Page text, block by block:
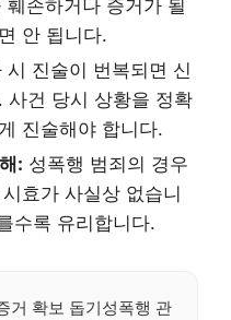
훼손하거나 증거가 될
안 됩니다.
시 진술이 번복되면 신
사건 당시 상황을 정확
진술해야 합니다.
: 성폭행 범죄의 경우
효가 사실상 없습니
수록 유리합니다.
거 확보 돕기성폭행 관